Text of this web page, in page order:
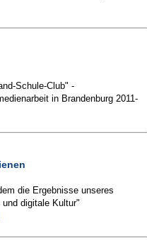
Schule-Club" -
in Brandenburg 2011-
die Ergebnisse unseres
digitale Kultur"